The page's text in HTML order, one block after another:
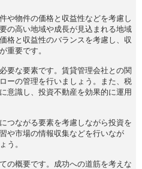
や物件の価格と収益性などを考慮し
の高い地域や成長が見込まれる地域
格と収益性のバランスを考慮し、収
重要です。
要な要素です。賃貸管理会社との関
ーの管理を行いましょう。また、税
意識し、投資不動産を効果的に運用
つながる要素を考慮しながら投資を
や市場の情報収集などを行いなが
う。
の概要です。成功への道筋を考えな